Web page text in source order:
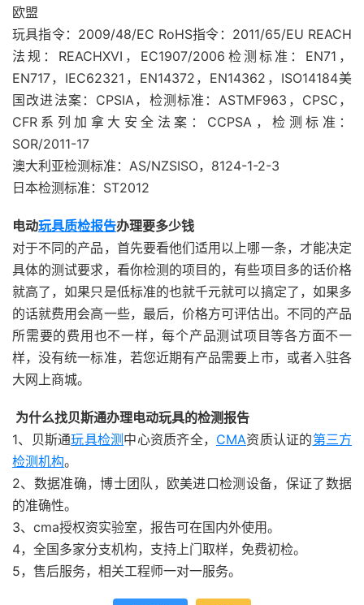
欧盟
玩具指令：2009/48/EC RoHS指令：2011/65/EU REACH
法规：REACHXVI，EC1907/2006检测标准：EN71，
EN717，IEC62321，EN14372，EN14362，ISO14184美
国改进法案：CPSIA，检测标准：ASTMF963，CPSC，
CFR系列加拿大安全法案：CCPSA，检测标准：
SOR/2011-17
澳大利亚检测标准：AS/NZSISO，8124-1-2-3
日本检测标准：ST2012
电动玩具质检报告办理要多少钱
对于不同的产品，首先要看他们适用以上哪一条，才能决定
具体的测试要求，看你检测的项目的，有些项目多的话价格
就高了，如果只是低标准的也就千元就可以搞定了，如果多
的话就费用会高一些，最后，价格方可评估出。不同的产品
所需要的费用也不一样，每个产品测试项目等各方面不一
样，没有统一标准，若您近期有产品需要上市，或者入驻各
大网上商城。
为什么找贝斯通办理电动玩具的检测报告
1、贝斯通玩具检测中心资质齐全， CMA资质认证的第三方
检测机构。
2、数据准确，博士团队，欧美进口检测设备，保证了数据
的准确性。
3、cma授权资实验室，报告可在国内外使用。
4，全国多家分支机构，支持上门取样，免费初检。
5，售后服务，相关工程师一对一服务。